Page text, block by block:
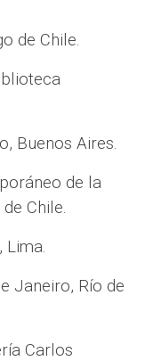
de Chile.
Buenos Aires.
de la
Chile.
Lima.
Janeiro, Río de
Carlos